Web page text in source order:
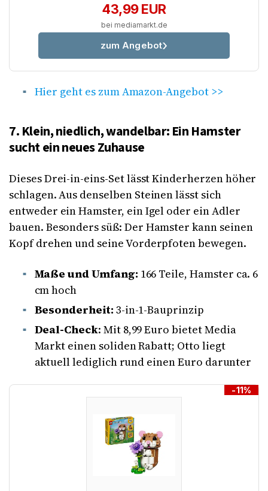
43,99 EUR
bei mediamarkt.de
zum Angebot
Hier geht es zum Amazon-Angebot >>
7. Klein, niedlich, wandelbar: Ein Hamster
sucht ein neues Zuhause
Dieses Drei-in-eins-Set lässt Kinderherzen höher
schlagen. Aus denselben Steinen lässt sich
entweder ein Hamster, ein Igel oder ein Adler
bauen. Besonders süß: Der Hamster kann seinen
Kopf drehen und seine Vorderpfoten bewegen.
Maße und Umfang: 166 Teile, Hamster ca. 6
cm hoch
Besonderheit: 3-in-1-Bauprinzip
Deal-Check: Mit 8,99 Euro bietet Media
Markt einen soliden Rabatt; Otto liegt
aktuell lediglich rund einen Euro darunter
-11%